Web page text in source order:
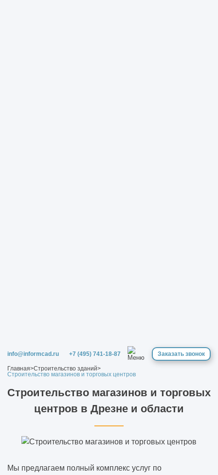
info@informcad.ru +7 (495) 741-18-87 Заказать звонок
Главная>Строительство зданий>
Строительство магазинов и торговых центров
Строительство магазинов и торговых
центров в Дрезне и области
Мы предлагаем полный комплекс услуг по